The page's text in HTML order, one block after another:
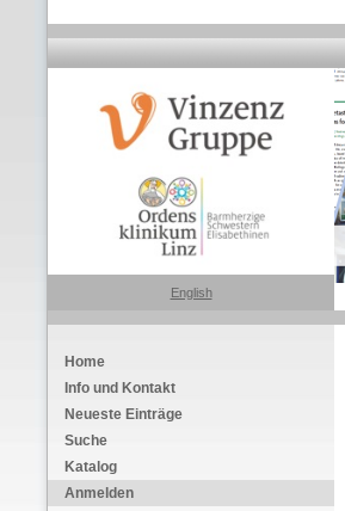
English
Home
Info und Kontakt
Neueste Einträge
Suche
Katalog
Anmelden